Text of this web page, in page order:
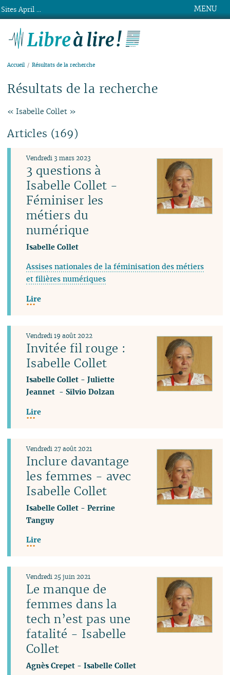
MENU
Accueil Résultats de la recherche
Résultats de la recherche
« Isabelle Collet »
Articles (169)
3 questions à
Isabelle Collet -
Féminiser les
métiers du
numérique
Vendredi 3 mars 2023
Isabelle Collet
Assises nationales de la féminisation des métiers
et filières numériques
Lire
Invitée fil rouge :
Isabelle Collet
Vendredi 19 août 2022
Isabelle Collet -Juliette
Jeannet -Silvio Dolzan
Lire
Inclure davantage
les femmes - avec
Isabelle Collet
Vendredi 27 août 2021
Isabelle Collet -Perrine
Tanguy
Lire
Le manque de
femmes dans la
tech n’est pas une
fatalité - Isabelle
Collet
Vendredi 25 juin 2021
Agnès Crepet -Isabelle Collet
Sites April ...